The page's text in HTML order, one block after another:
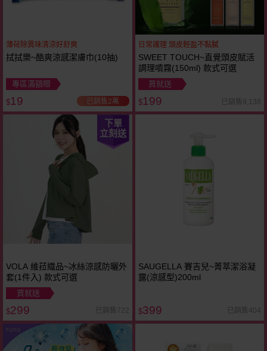
薄荷除異味清涼好舒爽
拭拭樂~酷爽涼感潔膚巾(10抽)
專區滿額贈
$19 已銷售2萬
日常護理 頭皮輕盈不黏膩
SWEET TOUCH~直覺頭皮賦活
調理噴霧(150ml) 款式可選
買就送
$199 已銷售9,138
下單
立刻送
VOLA 維菈織品~冰絲涼感防曬外
套(1件入) 款式可選
買就送
$299 已銷售722
SAUGELLA 賽吉兒~菁萃潔浴凝
露(涼感型)200ml
$399 已銷售404